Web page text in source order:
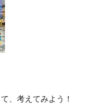
、考えてみよう！